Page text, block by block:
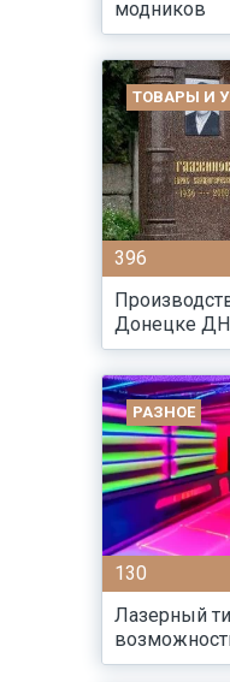
модников
ТОВАРЫ И
396
Донецке
РАЗНОЕ
130
Лазерный